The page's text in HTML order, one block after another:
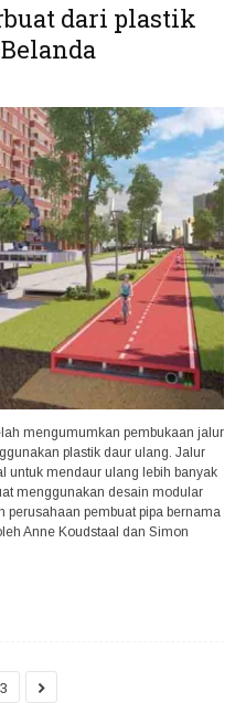
dari plastik
mengumumkan pembukaan jalur
plastik daur ulang. Jalur
untuk mendaur ulang lebih banyak
menggunakan desain modular
perusahaan pembuat pipa bernama
Anne Koudstaal dan Simon
3